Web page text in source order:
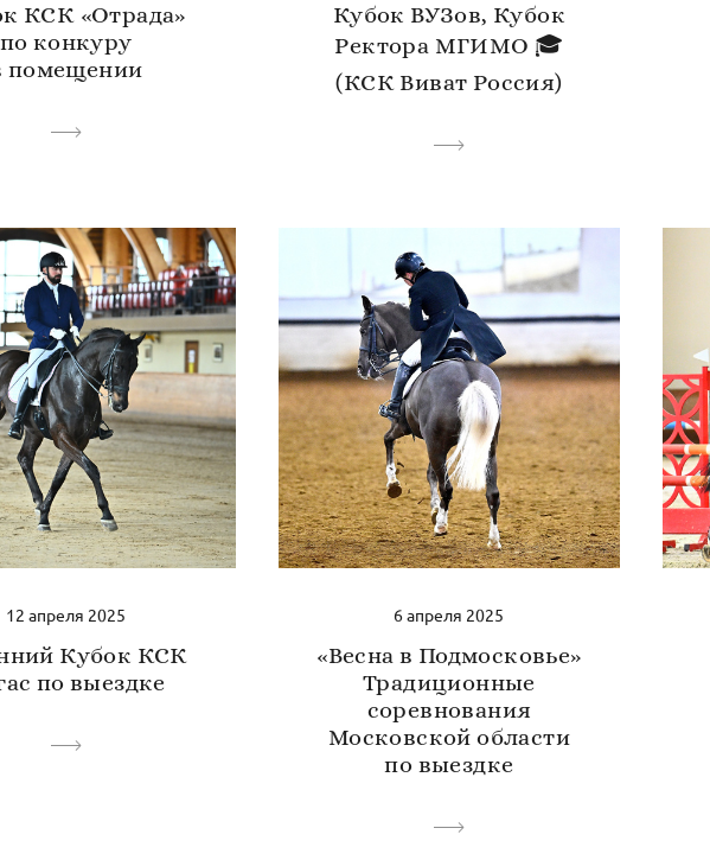
КСК «Отрада»
по конкуру
помещении
Кубок ВУЗов, Кубок
Ректора МГИМО 🎓
(КСК Виват Россия)
12 апреля 2025
Кубок КСК
по выездке
6 апреля 2025
«Весна в Подмосковье»
Традиционные
соревнования
Московской области
по выездке